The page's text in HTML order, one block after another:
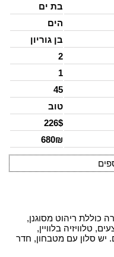
בת ים
הים
בן גוריון
2
1
45
טוב
226$
680₪
כוללת ריהוט מסוגנן,
טלוויזיה בלוויין,
מתאימה 2-4 אורחים. יש סלון עם מטבחון, חדר